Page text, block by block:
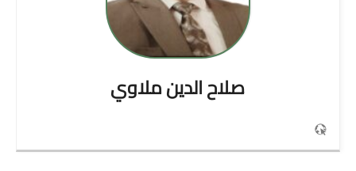
صلاح الدينملاوي